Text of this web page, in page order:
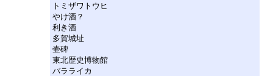
トミザワトウヒ
やけ酒？
利き酒
多賀城址
壷碑
東北歴史博物館
バラライカ